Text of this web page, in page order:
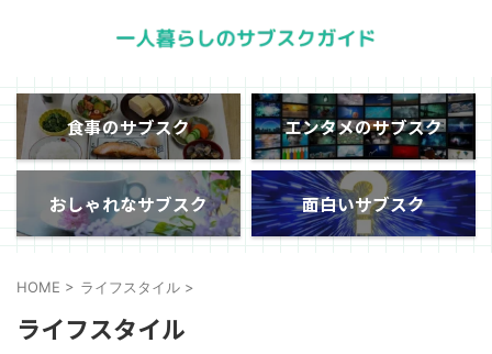
食事のサブスク エンタメのサブスク
おしゃれなサブスク 面白いサブスク
HOME > ライフスタイル >
ライフスタイル